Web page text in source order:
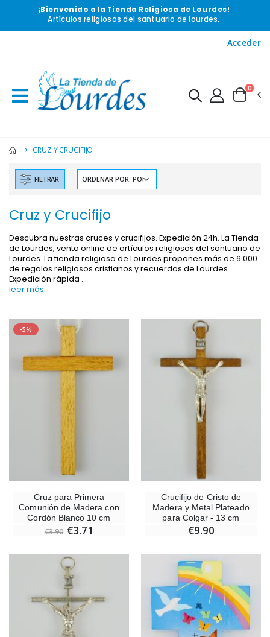
¡Bienvenido a la Tienda Religiosa de Lourdes!
Artículos religiosos del santuario de lourdes.
Acceder
0
CRUZ Y CRUCIFIJO
FILTRAR
Cruz y Crucifijo
Descubra nuestras cruces y crucifijos. Expedición 24h. La Tienda
de Lourdes, venta online de artículos religiosos del santuario de
Lourdes. La tienda religiosa de Lourdes propones más de 6 000
de regalos religiosos cristianos y recuerdos de Lourdes.
Expedición rápida ...
leer más
-5%
Cruz para Primera
Comunión de Madera con
Cordón Blanco 10 cm
€3.90 €3.71
Crucifijo de Cristo de
Madera y Metal Plateado
para Colgar - 13 cm
€9.90
-10%
€15.00
€21.90
Medalla Milagrosa Oro de Ley 9 Kilates - 10 mm
€130.00
-20%
€5.50
-25%